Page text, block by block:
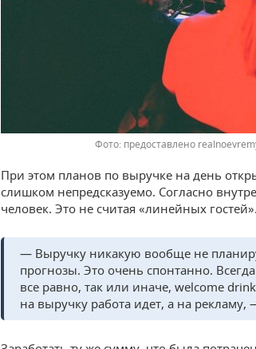
предоставлено
При этом планов по выручке на день
слишком непредсказуемо. Согласно
человек. Это не считая «линейных гостей».
— Выручку никакую вообще не
прогнозы. Это очень спонтанно.
все равно, так или иначе, welcome
на выручку работа идет, а на